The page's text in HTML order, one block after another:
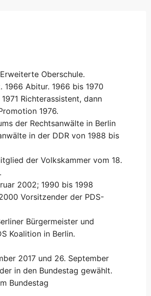
Oberschule.
Abitur. 1966 bis 1970
Richterassistent, dann
1976.
der Rechtsanwälte in Berlin
in der DDR von 1988 bis
der Volkskammer vom 18.
2002; 1990 bis 1998
Vorsitzender der PDS-
Bürgermeister und
Koalition in Berlin.
2017 und 26. September
in den Bundestag gewählt.
Bundestag